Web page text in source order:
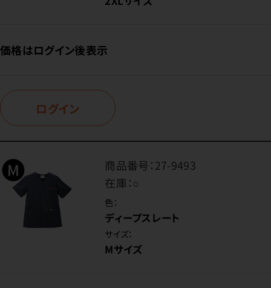
価格はログイン後表示
ログイン
商品番号：27-9493
在庫：○
色：
ディープスレート
サイズ：
Mサイズ